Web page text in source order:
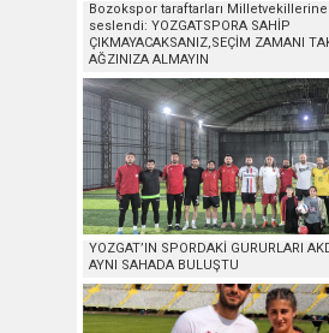
Bozokspor taraftarları Milletvekillerine
seslendi: YOZGATSPORA SAHİP
ÇIKMAYACAKSANIZ,SEÇİM ZAMANI
AĞZINIZA ALMAYIN
YOZGAT’IN SPORDAKİ GURURLARI
AYNI SAHADA BULUŞTU